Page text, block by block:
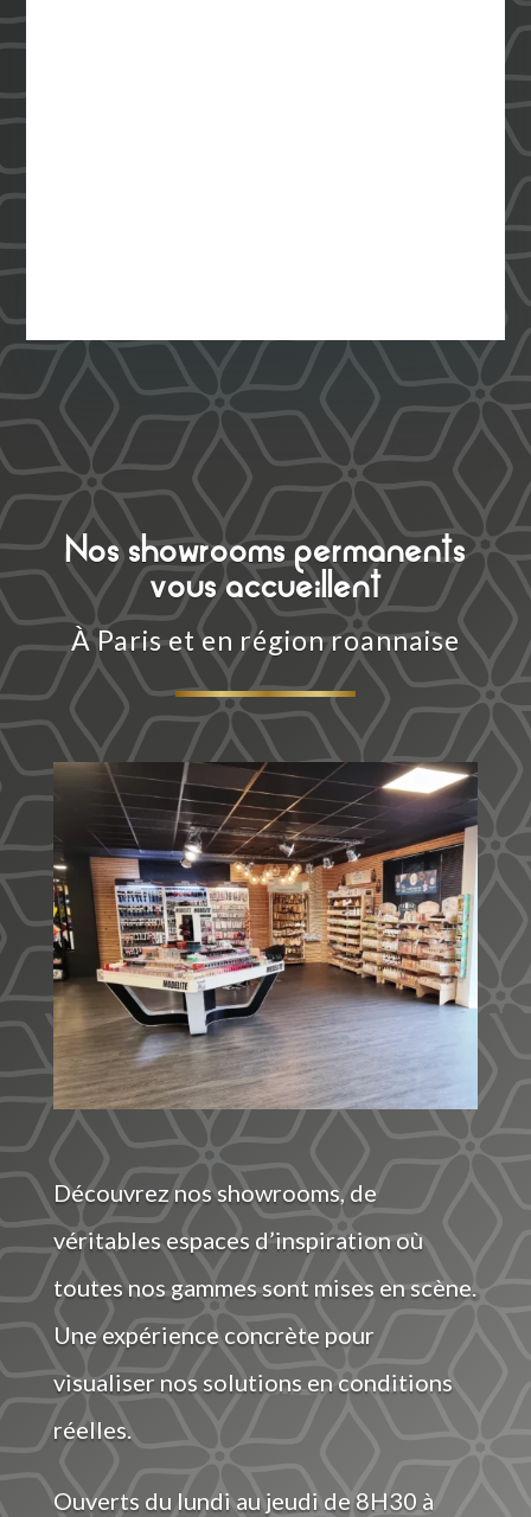
Nos showrooms permanents
vous accueillent
À Paris et en région roannaise
Découvrez nos showrooms, de
véritables espaces d’inspiration où
toutes nos gammes sont mises en scène.
Une expérience concrète pour
visualiser nos solutions en conditions
réelles.
Ouverts du lundi au jeudi de 8H30 à